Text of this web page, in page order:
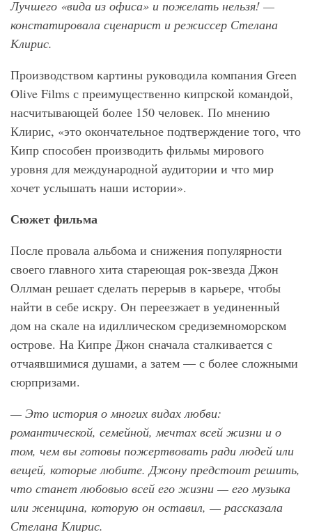
Лучшего «вида из офиса» и пожелать нельзя! —
констатировала сценарист и режиссер Стелана
Клирис.
Производством картины руководила компания Green
Olive Films с преимущественно кипрской командой,
насчитывающей более 150 человек. По мнению
Клирис, «это окончательное подтверждение того, что
Кипр способен производить фильмы мирового
уровня для международной аудитории и что мир
хочет услышать наши истории».
Сюжет фильма
После провала альбома и снижения популярности
своего главного хита стареющая рок-звезда Джон
Оллман решает сделать перерыв в карьере, чтобы
найти в себе искру. Он переезжает в уединенный
дом на скале на идиллическом средиземноморском
острове. На Кипре Джон сначала сталкивается с
отчаявшимися душами, а затем — с более сложными
сюрпризами.
— Это история о многих видах любви:
романтической, семейной, мечтах всей жизни и о
том, чем вы готовы пожертвовать ради людей или
вещей, которые любите. Джону предстоит решить,
что станет любовью всей его жизни — его музыка
или женщина, которую он оставил, — рассказала
Стелана Клирис.